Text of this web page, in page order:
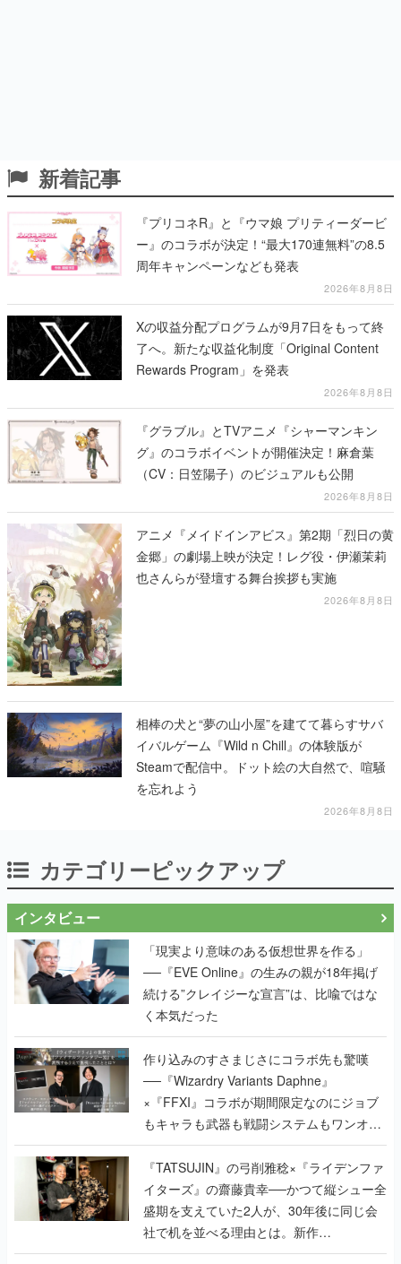
新着記事
『プリコネR』と『ウマ娘 プリティーダービ
ー』のコラボが決定！“最大170連無料”の8.5
周年キャンペーンなども発表
2026年8月8日
Xの収益分配プログラムが9月7日をもって終
了へ。新たな収益化制度「Original Content
Rewards Program」を発表
2026年8月8日
『グラブル』とTVアニメ『シャーマンキン
グ』のコラボイベントが開催決定！麻倉葉
（CV：日笠陽子）のビジュアルも公開
2026年8月8日
アニメ『メイドインアビス』第2期「烈日の黄
金郷」の劇場上映が決定！レグ役・伊瀬茉莉
也さんらが登壇する舞台挨拶も実施
2026年8月8日
相棒の犬と“夢の山小屋”を建てて暮らすサバ
イバルゲーム『Wild n Chill』の体験版が
Steamで配信中。ドット絵の大自然で、喧騒
を忘れよう
2026年8月8日
カテゴリーピックアップ
インタビュー
「現実より意味のある仮想世界を作る」
──『EVE Online』の生みの親が18年掲げ
続ける”クレイジーな宣言”は、比喩ではな
く本気だった
作り込みのすさまじさにコラボ先も驚嘆
──『Wizardry Variants Daphne』
×『FFXI』コラボが期間限定なのにジョブ
もキャラも武器も戦闘システムもワンオフ
で作り込まれた理由を両ディレクターに聞
く
『TATSUJIN』の弓削雅稔×『ライデンファ
イターズ』の齋藤貴幸──かつて縦シュー全
盛期を支えていた2人が、30年後に同じ会
社で机を並べる理由とは。新作
『TATSUJIN EXTREME』で初タッグを組